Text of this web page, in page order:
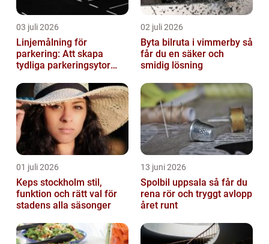
03 juli 2026
Linjemålning för
parkering: Att skapa
tydliga parkeringsytor
parkeringslinjer
02 juli 2026
Byta bilruta i vimmerby så
får du en säker och
smidig lösning
01 juli 2026
Keps stockholm stil,
funktion och rätt val för
stadens alla säsonger
13 juni 2026
Spolbil uppsala så får du
rena rör och tryggt avlopp
året runt